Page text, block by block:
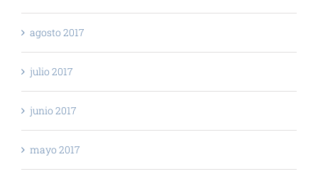
agosto 2017
julio 2017
junio 2017
mayo 2017